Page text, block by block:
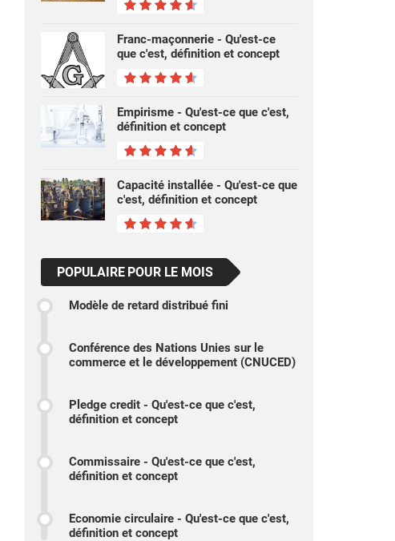
Franc-maçonnerie - Qu'est-ce
que c'est, définition et concept
Empirisme - Qu'est-ce que c'est,
définition et concept
Capacité installée - Qu'est-ce que
c'est, définition et concept
POPULAIRE POUR LE MOIS
Modèle de retard distribué fini
Conférence des Nations Unies sur le
commerce et le développement (CNUCED)
Pledge credit - Qu'est-ce que c'est,
définition et concept
Commissaire - Qu'est-ce que c'est,
définition et concept
Economie circulaire - Qu'est-ce que c'est,
définition et concept